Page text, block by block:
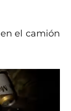
el camión